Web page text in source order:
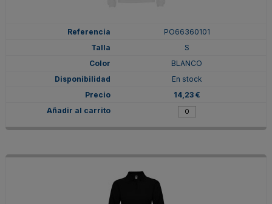
PO66360101
S
BLANCO
En stock
14,23 €